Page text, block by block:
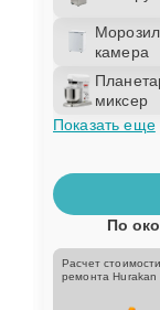
камера
миксер
Показать еще
По
Расчет стоимости
ремонта Hurakan